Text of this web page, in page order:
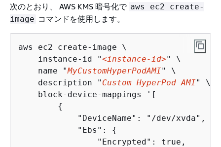
次のとおり、 AWS KMS 暗号化で aws ec2 create-
image コマンドを使用します。
aws ec2 create-image \
    instance-id "
<instance-id>" \
    name "
MyCustomHyperPodAMI" \
    description "
Custom HyperPod AMI" \
    block-device-mappings '[
{
            "DeviceName": "/dev/xvda",
            "Ebs":
{
                "Encrypted": true,